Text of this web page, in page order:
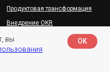
вы
OK
Продуктовая трансформация
Внедрение OKR
Популярные курсы